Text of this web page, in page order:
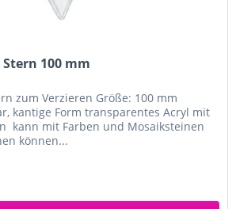
100 mm
zum Verzieren Größe: 100 mm
kantige Form transparentes Acryl mit
kann mit Farben und Mosaiksteinen
können...